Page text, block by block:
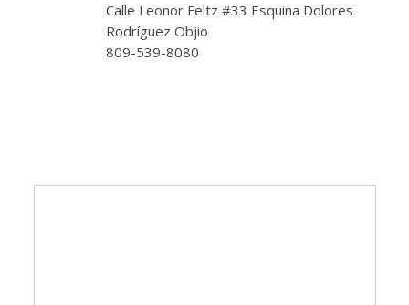
Calle Leonor Feltz #33 Esquina Dolores
Rodríguez Objio
809-539-8080